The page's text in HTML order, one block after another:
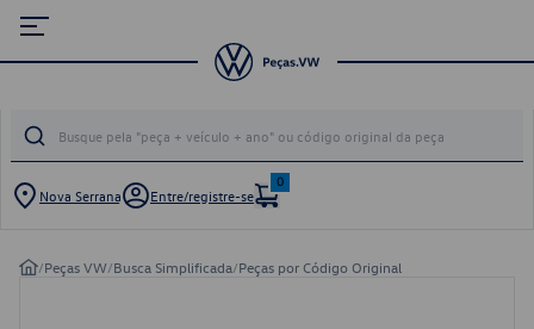
Nova Serrana Entre/registre-se
0
/Peças VW/Busca Simplificada/Peças por Código Original